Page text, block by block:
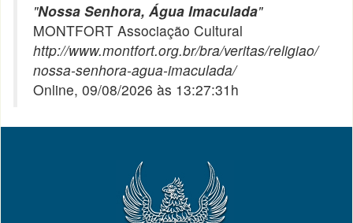
"Nossa Senhora, Água Imaculada"
MONTFORT Associação Cultural
http://www.montfort.org.br/bra/veritas/religiao/
nossa-senhora-agua-imaculada/
Online, 09/08/2026 às 13:27:31h